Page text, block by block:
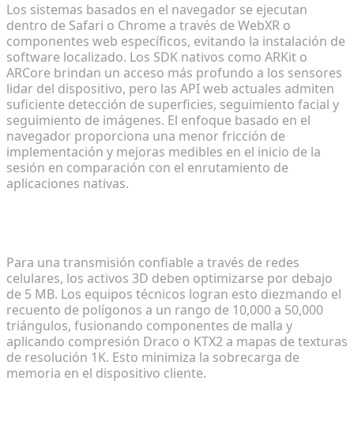
Los sistemas basados en el navegador se ejecutan
dentro de Safari o Chrome a través de WebXR o
componentes web específicos, evitando la instalación de
software localizado. Los SDK nativos como ARKit o
ARCore brindan un acceso más profundo a los sensores
lidar del dispositivo, pero las API web actuales admiten
suficiente detección de superficies, seguimiento facial y
seguimiento de imágenes. El enfoque basado en el
navegador proporciona una menor fricción de
implementación y mejoras medibles en el inicio de la
sesión en comparación con el enrutamiento de
aplicaciones nativas.
Para una transmisión confiable a través de redes
celulares, los activos 3D deben optimizarse por debajo
de 5 MB. Los equipos técnicos logran esto diezmando el
recuento de polígonos a un rango de 10,000 a 50,000
triángulos, fusionando componentes de malla y
aplicando compresión Draco o KTX2 a mapas de texturas
de resolución 1K. Esto minimiza la sobrecarga de
memoria en el dispositivo cliente.